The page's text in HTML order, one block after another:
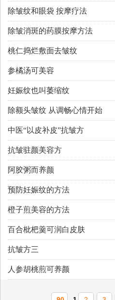
除皱纹和眼袋 按摩疗法
除皱消斑的药膜按摩方法
桃仁捣烂敷面去皱纹
参橘汤可美容
妊娠纹也叫萎缩纹
除额头皱纹 从调畅心情开始
中医“以皮补皮”抗皱方
抗皱驻颜美容方
阿胶粥而养颜
预防妊娠纹的方法
橙子煎美容的方法
百合枇杷羹可润白皮肤
抗皱方三
人参胡桃煎可养颜